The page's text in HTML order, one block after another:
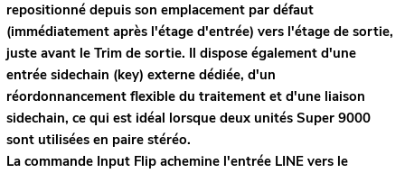
repositionné depuis son emplacement par défaut
(immédiatement après l'étage d'entrée) vers l'étage de sortie,
juste avant le Trim de sortie. Il dispose également d'une
entrée sidechain (key) externe dédiée, d'un
réordonnancement flexible du traitement et d'une liaison
sidechain, ce qui est idéal lorsque deux unités Super 9000
sont utilisées en paire stéréo.
La commande Input Flip achemine l'entrée LINE vers le